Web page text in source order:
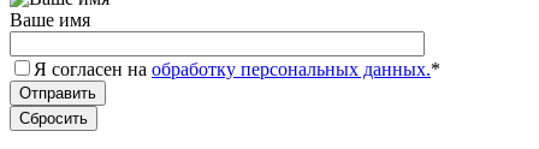
Ваше имя
Я согласен на обработку персональных данных.*